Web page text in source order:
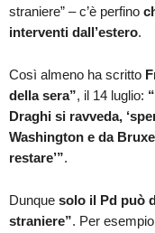
straniere” – c’è perfino
interventi dall’estero.
Così almeno ha scritto
della sera”, il 14 luglio:
Draghi si ravveda,
Washington e da
restare’”.
Dunque solo il Pd può
straniere”. Per